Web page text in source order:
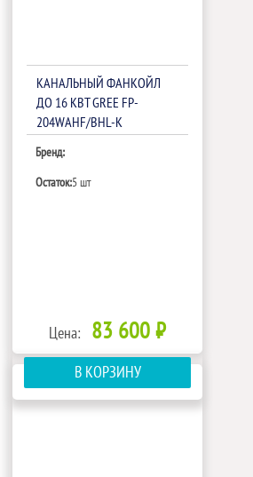
КАНАЛЬНЫЙ ФАНКОЙЛ
ДО 16 КВТ GREE FP-
204WAHF/BHL-K
Бренд:
Остаток:5 шт
Цена: 83 600 ₽
В КОРЗИНУ